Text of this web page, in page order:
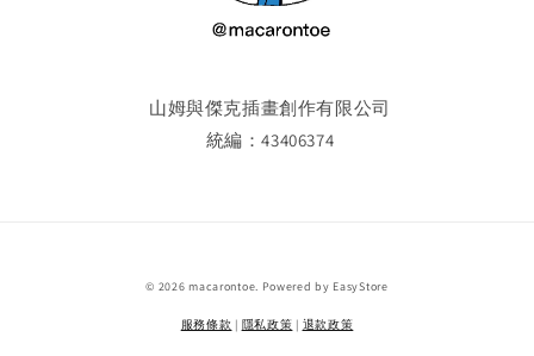
山姆與傑克插畫創作有限公司
統編：43406374
© 2026 macarontoe. Powered by EasyStore
服務條款 | 隱私政策 | 退款政策